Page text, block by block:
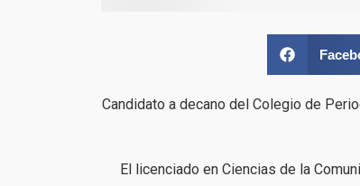
Candidato a decano del Colegio de
El licenciado en Ciencias de la